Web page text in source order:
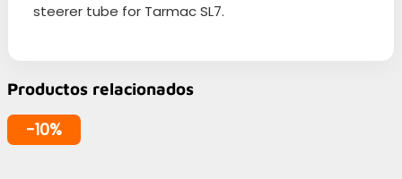
steerer tube for Tarmac SL7.
Productos relacionados
-10%